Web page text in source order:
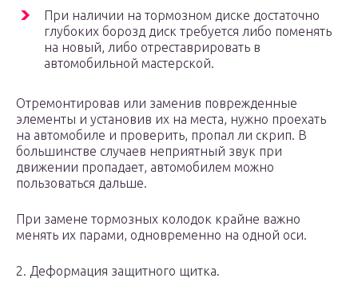
При наличии на тормозном диске достаточно
глубоких борозд диск требуется либо поменять
на новый, либо отреставрировать в
автомобильной мастерской.
Отремонтировав или заменив поврежденные
элементы и установив их на места, нужно проехать
на автомобиле и проверить, пропал ли скрип. В
большинстве случаев неприятный звук при
движении пропадает, автомобилем можно
пользоваться дальше.
При замене тормозных колодок крайне важно
менять их парами, одновременно на одной оси.
2. Деформация защитного щитка.